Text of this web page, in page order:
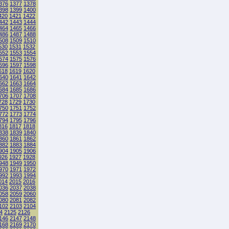
1377 1378
1399 1400
1421 1422
1443 1444
1465 1466
1487 1488
1509 1510
1531 1532
1553 1554
1575 1576
1597 1598
1619 1620
1641 1642
1663 1664
1685 1686
1707 1708
1729 1730
1751 1752
1773 1774
1795 1796
1817 1818
1839 1840
1861 1862
1883 1884
1905 1906
1927 1928
1949 1950
1971 1972
1993 1994
2015 2016
2037 2038
2059 2060
2081 2082
2103 2104
2125 2126
2147 2148
2169 2170